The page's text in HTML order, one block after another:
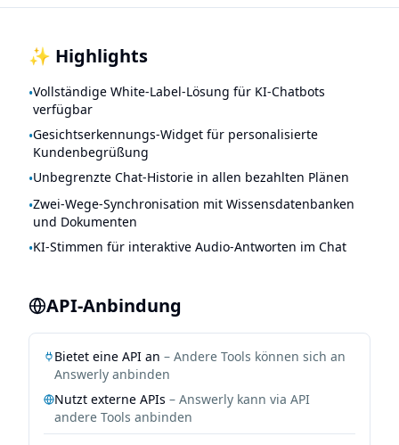
✨ Highlights
•Vollständige White-Label-Lösung für KI-Chatbots
verfügbar
•Gesichtserkennungs-Widget für personalisierte
Kundenbegrüßung
•Unbegrenzte Chat-Historie in allen bezahlten Plänen
•Zwei-Wege-Synchronisation mit Wissensdatenbanken
und Dokumenten
•KI-Stimmen für interaktive Audio-Antworten im Chat
API-Anbindung
Bietet eine API an – Andere Tools können sich an
Answerlyanbinden
Nutzt externe APIs –Answerly kann via API
andere Tools anbinden